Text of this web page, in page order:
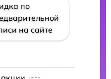
по
на сайте